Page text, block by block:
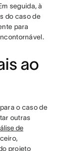
seguida, à
do caso de
para
ao
o caso de
outras
de
projeto